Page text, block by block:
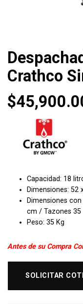
Crathco
$
Capacidad: 18
Dimensiones:
Dimensiones
cm / Tazones 35
Peso: 35 Kg
Antes de su Compra
SOLICITAR